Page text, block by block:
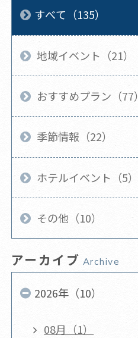
すべて（135）
地域イベント（21）
おすすめプラン（77）
季節情報（22）
ホテルイベント（5）
その他（10）
アーカイブ Archive
2026年（10）
08月（1）